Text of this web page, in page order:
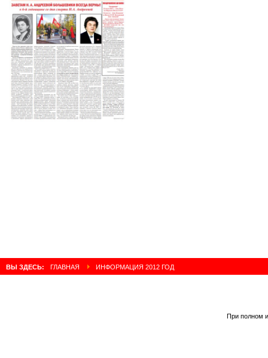
ВЫ ЗДЕСЬ: ГЛАВНАЯ ИНФОРМАЦИЯ 2012 ГОД
При полном